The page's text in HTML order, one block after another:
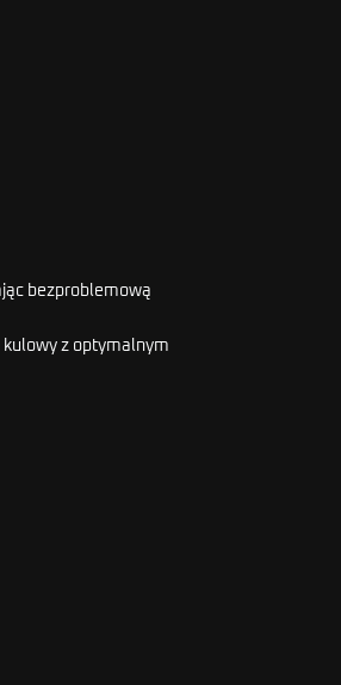
bezproblemową
kulowy z optymalnym